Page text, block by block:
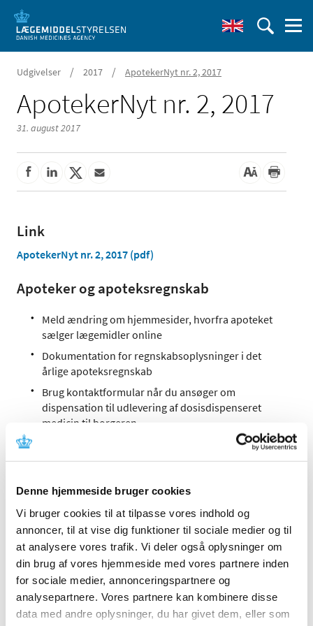
Denne hjemmeside bruger cookies
Vi bruger cookies til at tilpasse vores indhold og
annoncer, til at vise dig funktioner til sociale medier og til
at analysere vores trafik. Vi deler også oplysninger om
din brug af vores hjemmeside med vores partnere inden
for sociale medier, annonceringspartnere og
analysepartnere. Vores partnere kan kombinere disse
data med andre oplysninger, du har givet dem, eller som
Udgivelser / 2017 / ApotekerNyt nr. 2, 2017
ApotekerNyt nr. 2, 2017
31. august 2017
Link
ApotekerNyt nr. 2, 2017 (pdf)
Apoteker og apoteksregnskab
Meld ændring om hjemmesider, hvorfra apoteket
sælger lægemidler online
Dokumentation for regnskabsoplysninger i det
årlige apoteksregnskab
Brug kontaktformular når du ansøger om
dispensation til udlevering af dosisdispenseret
medicin til borgeren
Lægemiddelstatistik
Indberetning af lægemidler mv. uden nordiske
Tilskud til ernæringspræparater
Mulighed for brug af medhjælp ved udstedelse af
grønne recepter (ernæringspræparater)
Medicintilskud